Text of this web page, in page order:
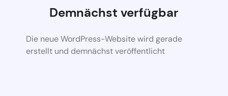
Demnächst verfügbar
Die neue WordPress-Website wird gerade
erstellt und demnächst veröffentlicht